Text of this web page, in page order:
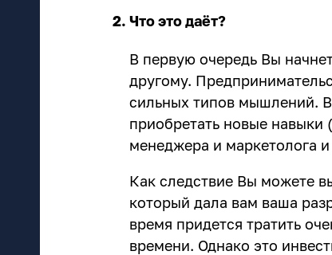
Что это даёт?
В первую очередь Вы
другому.
сильных типов мышлений.
приобретать новые навыки
менеджера и маркетолога и
Как следствие Вы можете
который дала вам ваша
время придется тратить
времени. Однако это